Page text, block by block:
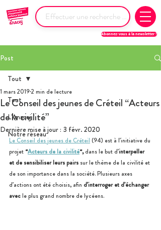
Abonnez-vous à la newsletter !
Post
Tout
L'Anacej
Notre réseau
Tout
Le Conseil des jeunes de Créteil “Acteurs
de la civilité”
1 mars 20192 min de lecture
Dernière mise à jour : 3 févr. 2020
Le Conseil des jeunes de Créteil (94) est à l’initiative du
projet “Acteurs de la civilité“, dans le but d’interpeller
et de sensibiliser leurs pairs sur le thème de la civilité et
de son importance dans la société. Plusieurs axes
d’actions ont été choisis, afin d’interroger et d’échanger
avec le plus grand nombre de lycéens.